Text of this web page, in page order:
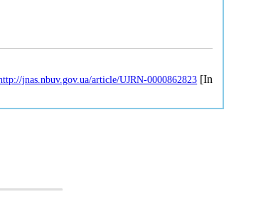
jnas.nbuv.gov.ua/article/UJRN-0000862823 [In